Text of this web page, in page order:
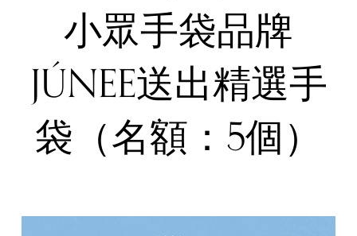
小眾手袋品牌
JÚNEE送出精選手
袋（名額：5個）